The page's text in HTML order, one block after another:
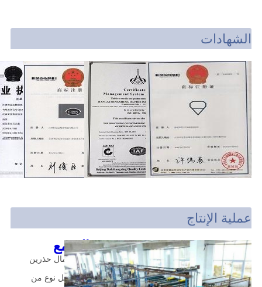
الشهادات
عملية الإنتاج
نموذج الشمع
الصورة تظهر أننا عمال حذرين
ومتخصصين
إنتاج نموذج شمع لكل نوع من